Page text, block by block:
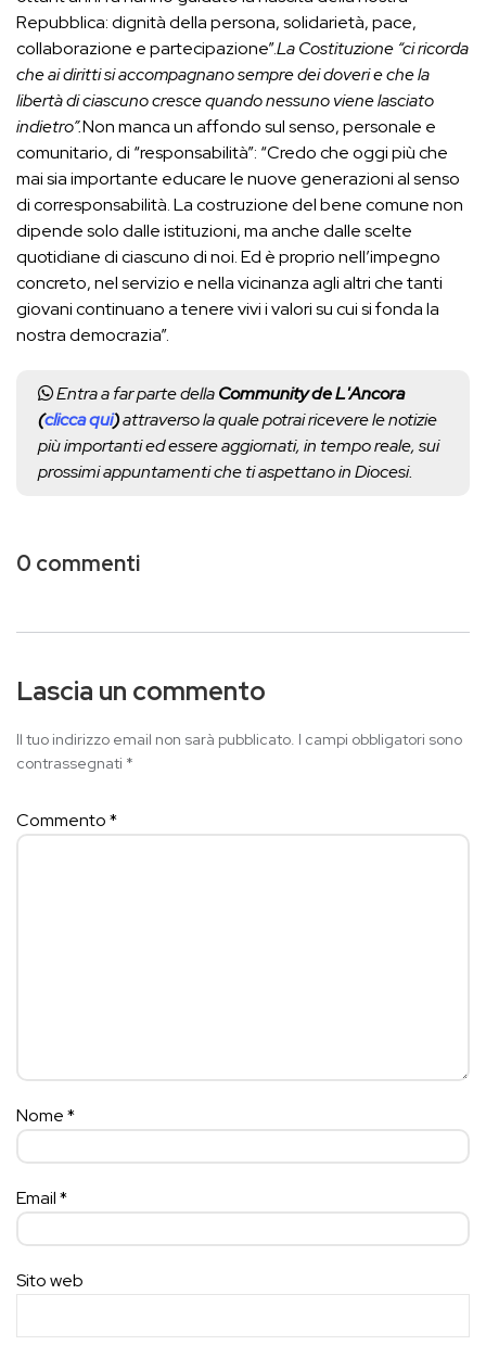
Repubblica: dignità della persona, solidarietà, pace,
collaborazione e partecipazione”.La Costituzione “ci ricorda
che ai diritti si accompagnano sempre dei doveri e che la
libertà di ciascuno cresce quando nessuno viene lasciato
indietro”.Non manca un affondo sul senso, personale e
comunitario, di “responsabilità”: “Credo che oggi più che
mai sia importante educare le nuove generazioni al senso
di corresponsabilità. La costruzione del bene comune non
dipende solo dalle istituzioni, ma anche dalle scelte
quotidiane di ciascuno di noi. Ed è proprio nell’impegno
concreto, nel servizio e nella vicinanza agli altri che tanti
giovani continuano a tenere vivi i valori su cui si fonda la
nostra democrazia”.
Entra a far parte dellaCommunity de L'Ancora
(clicca qui)attraverso la quale potrai ricevere le notizie
più importanti ed essere aggiornati, in tempo reale, sui
prossimi appuntamenti che ti aspettano in Diocesi.
0 commenti
Lascia un commento
Il tuo indirizzo email non sarà pubblicato. I campi obbligatori sono
contrassegnati *
Commento*
Nome*
Email*
Sito web